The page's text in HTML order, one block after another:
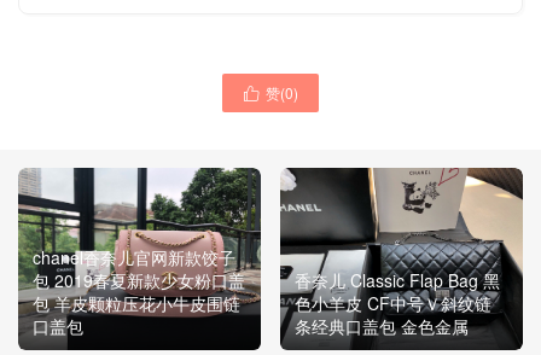
 赞(0)
chanel香奈儿官网新款饺子
包 2019春夏新款少女粉口盖
包 羊皮颗粒压花小牛皮围链
口盖包
香奈儿 Classic Flap Bag 黑
色小羊皮 CF中号Ｖ斜纹链
条经典口盖包 金色金属